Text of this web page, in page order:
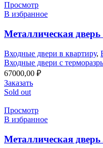
Просмотр
В избранное
Металлическая дверь
Входные двери в квартиру,
Входные двери с
67000,00 ₽
Заказать
Sold out
Просмотр
В избранное
Металлическая